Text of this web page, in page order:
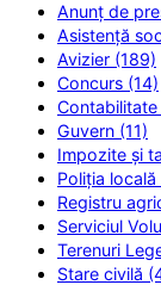
Anunț de
Asistență
Avizier (189)
Concurs (14)
Contabilitate
Guvern (11)
Impozite și
Poliția locală
Registru
Serviciul
Terenuri
Stare civilă